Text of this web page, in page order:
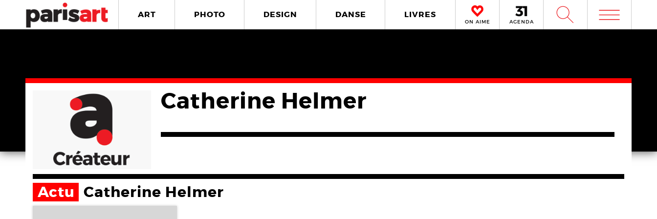
ART PHOTO DESIGN DANSE LIVRES
ON AIME AGENDA W m
Catherine Helmer
Actu Catherine Helmer